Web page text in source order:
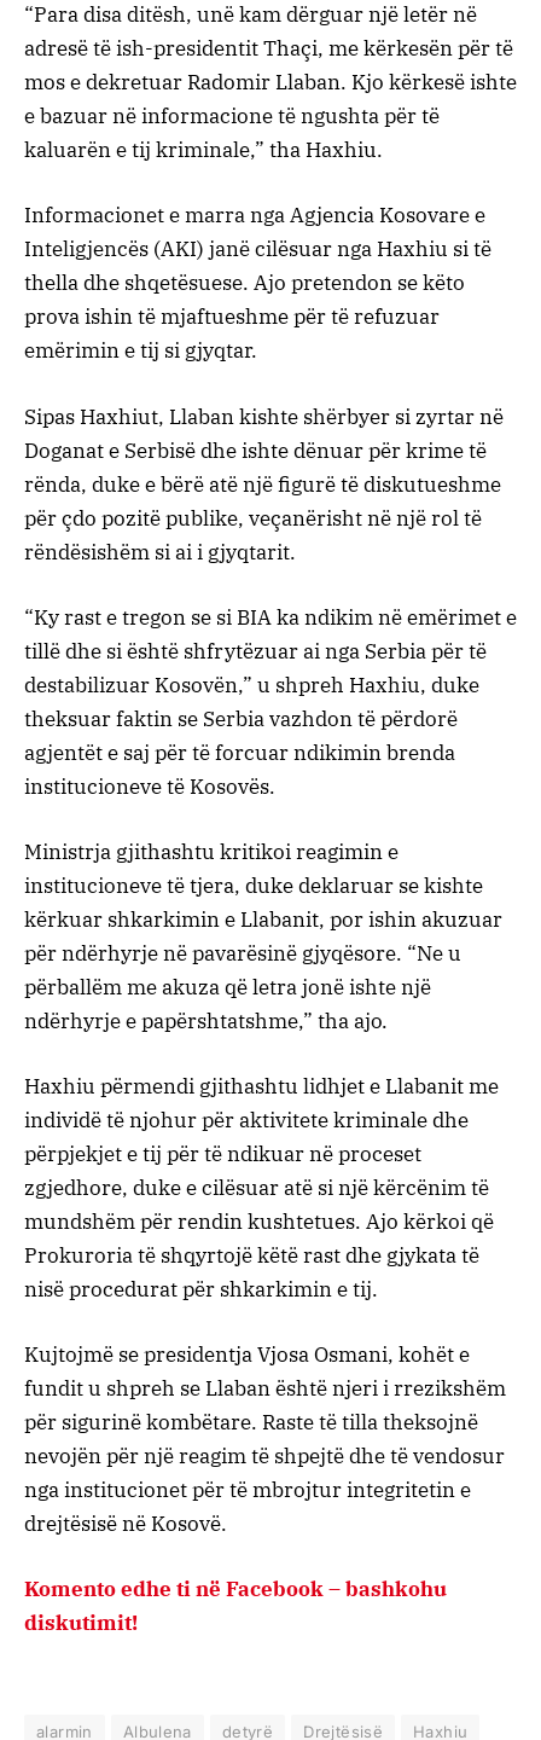
“Para disa ditësh, unë kam dërguar një letër në
adresë të ish-presidentit Thaçi, me kërkesën për të
mos e dekretuar Radomir Llaban. Kjo kërkesë ishte
e bazuar në informacione të ngushta për të
kaluarën e tij kriminale,” tha Haxhiu.
Informacionet e marra nga Agjencia Kosovare e
Inteligjencës (AKI) janë cilësuar nga Haxhiu si të
thella dhe shqetësuese. Ajo pretendon se këto
prova ishin të mjaftueshme për të refuzuar
emërimin e tij si gjyqtar.
Sipas Haxhiut, Llaban kishte shërbyer si zyrtar në
Doganat e Serbisë dhe ishte dënuar për krime të
rënda, duke e bërë atë një figurë të diskutueshme
për çdo pozitë publike, veçanërisht në një rol të
rëndësishëm si ai i gjyqtarit.
“Ky rast e tregon se si BIA ka ndikim në emërimet e
tillë dhe si është shfrytëzuar ai nga Serbia për të
destabilizuar Kosovën,” u shpreh Haxhiu, duke
theksuar faktin se Serbia vazhdon të përdorë
agjentët e saj për të forcuar ndikimin brenda
institucioneve të Kosovës.
Ministrja gjithashtu kritikoi reagimin e
institucioneve të tjera, duke deklaruar se kishte
kërkuar shkarkimin e Llabanit, por ishin akuzuar
për ndërhyrje në pavarësinë gjyqësore. “Ne u
përballëm me akuza që letra jonë ishte një
ndërhyrje e papërshtatshme,” tha ajo.
Haxhiu përmendi gjithashtu lidhjet e Llabanit me
individë të njohur për aktivitete kriminale dhe
përpjekjet e tij për të ndikuar në proceset
zgjedhore, duke e cilësuar atë si një kërcënim të
mundshëm për rendin kushtetues. Ajo kërkoi që
Prokuroria të shqyrtojë këtë rast dhe gjykata të
nisë procedurat për shkarkimin e tij.
Kujtojmë se presidentja Vjosa Osmani, kohët e
fundit u shpreh se Llaban është njeri i rrezikshëm
për sigurinë kombëtare. Raste të tilla theksojnë
nevojën për një reagim të shpejtë dhe të vendosur
nga institucionet për të mbrojtur integritetin e
drejtësisë në Kosovë.
Komento edhe ti në Facebook – bashkohu
diskutimit!
alarmin Albulena detyrë Drejtësisë Haxhiu